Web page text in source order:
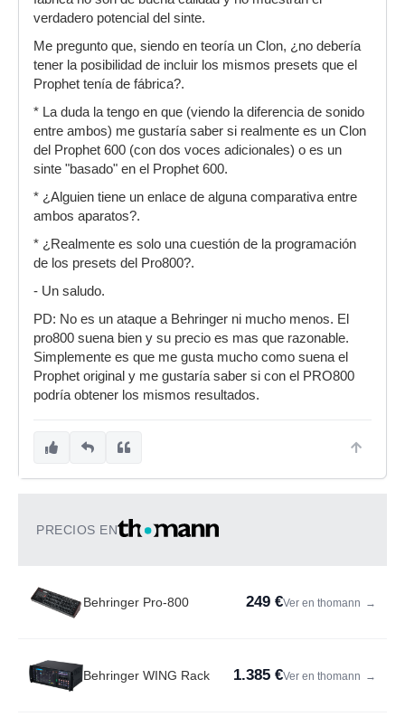
verdadero potencial del sinte.
Me pregunto que, siendo en teoría un Clon, ¿no debería
tener la posibilidad de incluir los mismos presets que el
Prophet tenía de fábrica?.
* La duda la tengo en que (viendo la diferencia de sonido
entre ambos) me gustaría saber si realmente es un Clon
del Prophet 600 (con dos voces adicionales) o es un
sinte "basado" en el Prophet 600.
* ¿Alguien tiene un enlace de alguna comparativa entre
ambos aparatos?.
* ¿Realmente es solo una cuestión de la programación
de los presets del Pro800?.
- Un saludo.
PD: No es un ataque a Behringer ni mucho menos. El
pro800 suena bien y su precio es mas que razonable.
Simplemente es que me gusta mucho como suena el
Prophet original y me gustaría saber si con el PRO800
podría obtener los mismos resultados.
PRECIOS EN
Behringer Pro-800 249 €Ver en thomann →
Behringer WING Rack 1.385 €Ver en thomann →